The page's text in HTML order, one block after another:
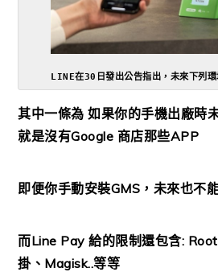
LINE在30日發出公告指出，未來下列
其中一條為 如果你的手機出廠時
就是沒有Google 商店那些APP
即便你手動安裝GMS，未來也不
而Line Pay 給的限制還包含:
掛、Magisk..等等